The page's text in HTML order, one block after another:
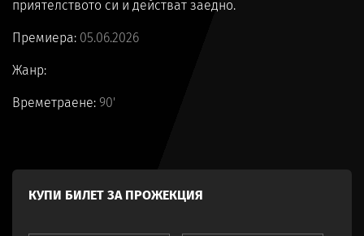
приятелството си и действат заедно.
Премиера: 05.06.2026
Жанр:
Времетраене: 90'
КУПИ БИЛЕТ ЗА ПРОЖЕКЦИЯ